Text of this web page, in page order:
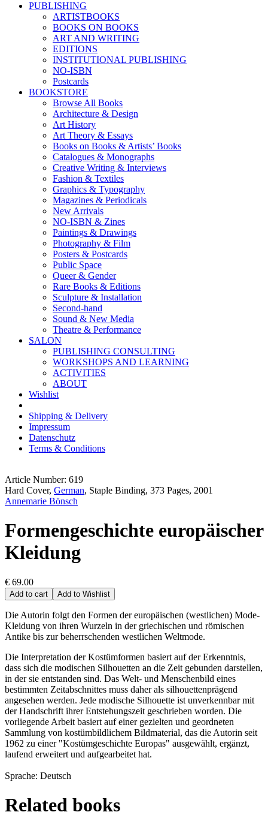
PUBLISHING
ARTISTBOOKS
BOOKS ON BOOKS
ART AND WRITING
EDITIONS
INSTITUTIONAL PUBLISHING
NO-ISBN
Postcards
BOOKSTORE
Browse All Books
Architecture & Design
Art History
Art Theory & Essays
Books on Books & Artists’ Books
Catalogues & Monographs
Creative Writing & Interviews
Fashion & Textiles
Graphics & Typography
Magazines & Periodicals
New Arrivals
NO-ISBN & Zines
Paintings & Drawings
Photography & Film
Posters & Postcards
Public Space
Queer & Gender
Rare Books & Editions
Sculpture & Installation
Second-hand
Sound & New Media
Theatre & Performance
SALON
PUBLISHING CONSULTING
WORKSHOPS AND LEARNING
ACTIVITIES
ABOUT
Wishlist
Shipping & Delivery
Impressum
Datenschutz
Terms & Conditions
Article Number: 619
Hard Cover, German, Staple Binding, 373 Pages, 2001
Annemarie Bönsch
Formengeschichte europäischer
Kleidung
€ 69.00
Add to cart Add to Wishlist
Die Autorin folgt den Formen der europäischen (westlichen) Mode-
Kleidung von ihren Wurzeln in der griechischen und römischen
Antike bis zur beherrschenden westlichen Weltmode.
Die Interpretation der Kostümformen basiert auf der Erkenntnis,
dass sich die modischen Silhouetten an die Zeit gebunden darstellen,
in der sie entstanden sind. Das Welt- und Menschenbild eines
bestimmten Zeitabschnittes muss daher als silhouettenprägend
angesehen werden. Jede modische Silhouette ist unverkennbar mit
der Handschrift ihrer Entstehungszeit geschrieben worden. Die
vorliegende Arbeit basiert auf einer gezielten und geordneten
Sammlung von kostümbildlichem Bildmaterial, das die Autorin seit
1962 zu einer "Kostümgeschichte Europas" ausgewählt, ergänzt,
laufend erweitert und aufgearbeitet hat.
Sprache: Deutsch
Related books